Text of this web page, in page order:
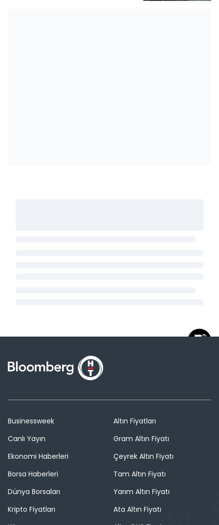
Businessweek
Canlı Yayın
Ekonomi Haberleri
Borsa Haberleri
Dünya Borsaları
Kripto Fiyatları
Altın Fiyatları
Gram Altın Fiyatı
Çeyrek Altın Fiyatı
Tam Altın Fiyatı
Yarım Altın Fiyatı
Ata Altın Fiyatı